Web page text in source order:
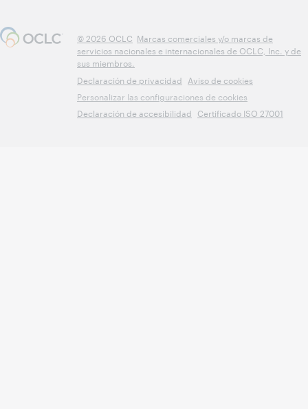
© 2026 OCLC Marcas comerciales y/o marcas de
servicios nacionales e internacionales de OCLC, Inc. y de
sus miembros.
Declaración de privacidad Aviso de cookies
Personalizar las configuraciones de cookies
Declaración de accesibilidad Certificado ISO 27001